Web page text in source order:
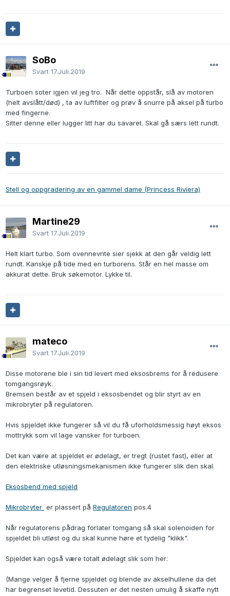
SoBo
Svart 17.Juli.2019
Turboen soter igjen vil jeg tro. Når dette oppstår, slå av motoren
(helt avslått/død) , ta av luftfilter og prøv å snurre på aksel på turbo
med fingerne.
Sitter denne eller lugger litt har du savaret. Skal gå særs lett rundt.
Stell og oppgradering av en gammel dame (Princess Riviera)
Martine29
Svart 17.Juli.2019
Helt klart turbo. Som ovennevnte sier sjekk at den går veldig lett
rundt. Kanskje på tide med en turborens. Står en hel masse om
akkurat dette. Bruk søkemotor. Lykke til.
mateco
Svart 17.Juli.2019
Disse motorene ble i sin tid levert med eksosbrems for å redusere
tomgangsrøyk.
Bremsen består av et spjeld i eksosbendet og blir styrt av en
mikrobryter på regulatoren.
Hvis spjeldet ikke fungerer så vil du få uforholdsmessig høyt eksos
mottrykk som vil lage vansker for turboen.
Det kan være at spjeldet er ødelagt, er tregt (rustet fast), eller at
den elektriske utløsningsmekanismen ikke fungerer slik den skal.
Eksosbend med spjeld
Mikrobryter er plassert på Regulatoren pos.4
Når regulatorens pådrag forlater tomgang så skal solenoiden for
spjeldet bli utløst og du skal kunne høre et tydelig "klikk".
Spjeldet kan også være totalt ødelagt slik som her:
(Mange velger å fjerne spjeldet og blende av akselhullene da det
har begrenset levetid. Dessuten er det nesten umulig å skaffe nytt